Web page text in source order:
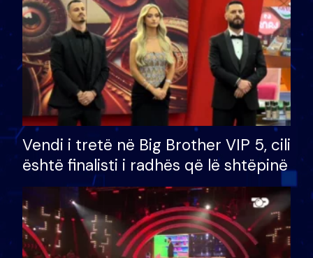
Vendi i tretë në Big Brother VIP 5, cili
është finalisti i radhës që lë shtëpinë